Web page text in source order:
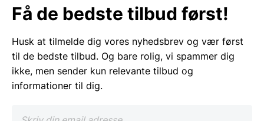
Få de bedste tilbud først!
Husk at tilmelde dig vores nyhedsbrev og vær først
til de bedste tilbud. Og bare rolig, vi spammer dig
ikke, men sender kun relevante tilbud og
informationer til dig.